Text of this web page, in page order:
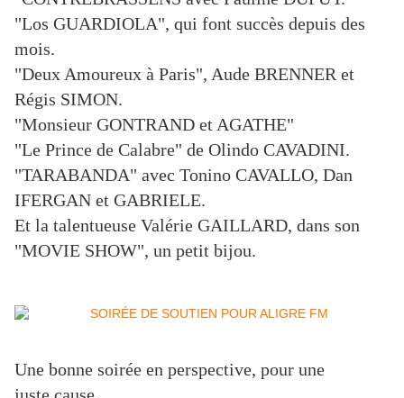
"Los GUARDIOLA", qui font succès depuis des
mois.
"Deux Amoureux à Paris", Aude BRENNER et
Régis SIMON.
"Monsieur GONTRAND et AGATHE"
"Le Prince de Calabre" de Olindo CAVADINI.
"TARABANDA" avec Tonino CAVALLO, Dan
IFERGAN et GABRIELE.
Et la talentueuse Valérie GAILLARD, dans son
"MOVIE SHOW", un petit bijou.
Une bonne soirée en perspective, pour une